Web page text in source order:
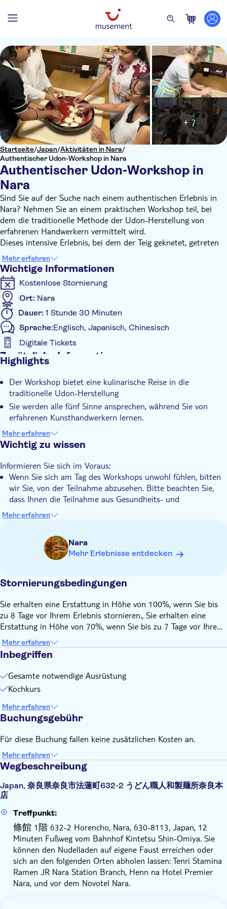
Startseite/Japan/Aktivitäten in Nara/
Authentischer Udon-Workshop in Nara
Authentischer Udon-Workshop in
Nara
+ 7
Sind Sie auf der Suche nach einem authentischen Erlebnis in
Nara? Nehmen Sie an einem praktischen Workshop teil, bei
dem die traditionelle Methode der Udon-Herstellung von
erfahrenen Handwerkern vermittelt wird.
Dieses intensive Erlebnis, bei dem der Teig geknetet, getreten
und geschnitten wird, soll alle fünf Sinne ansprechen und Sie
mit der japanischen Kultur verbinden.
Sobald Sie Ihre Nudeln zubereitet haben, können Sie sich in
einer warmen, ungezwungenen Atmosphäre entspannen, die an
eine lokale Izakaya erinnert. Hier können Sie Ihre
handgemachten Udon, frisch gebratenes Tempura und lokalen
Sake (nicht im Preis inbegriffen) zu sich nehmen und die
Gelegenheit nutzen, mit anderen Reisenden zu plaudern und
die Tiefe der japanischen Aromen zu entdecken.
Mehr erfahren
Wichtige Informationen
Kostenlose Stornierung
Ort: Nara
Dauer: 1 Stunde 30 Minuten
Sprache:Englisch, Japanisch, Chinesisch
Digitale Tickets
Zusätzliche Informationen
Lokales Flair
Digitale Buchungsbestätigung
Kleine Gruppe
Highlights
Der Workshop bietet eine kulinarische Reise in die
traditionelle Udon-Herstellung
Sie werden alle fünf Sinne ansprechen, während Sie von
erfahrenen Kunsthandwerkern lernen.
Dieses eindringliche Erlebnis verbindet Sie tief mit der
japanischen Kultur
diejenigen, die mit dem Verfahren bereits vertraut sind.
Mehr erfahren
Wichtig zu wissen
Informieren Sie sich im Voraus:
Wenn Sie sich am Tag des Workshops unwohl fühlen, bitten
wir Sie, von der Teilnahme abzusehen. Bitte beachten Sie,
dass Ihnen die Teilnahme aus Gesundheits- und
Sicherheitsgründen nach Ermessen des örtlichen
Veranstalters verweigert werden kann.
Dieses Erlebnis erfordert eine Mindestteilnehmerzahl von 2
Erwachsenen pro Buchung.
Diese Aktivität wird von einem mehrsprachigen
Mehr erfahren
Nara
Mehr Erlebnisse entdecken
Stornierungsbedingungen
Sie erhalten eine Erstattung in Höhe von 100%, wenn Sie bis
zu 8 Tage vor Ihrem Erlebnis stornieren., Sie erhalten eine
Erstattung in Höhe von 70%, wenn Sie bis zu 7 Tage vor Ihrem
Erlebnis stornieren., Sie erhalten eine Erstattung in Höhe von
50%, wenn Sie bis zu 1 Tag vor Ihrem Erlebnis stornieren.
Mehr erfahren
Inbegriffen
Gesamte notwendige Ausrüstung
Kochkurs
Mehr erfahren
Buchungsgebühr
Für diese Buchung fallen keine zusätzlichen Kosten an.
Mehr erfahren
Wegbeschreibung
Japan, 奈良県奈良市法蓮町632-2 うどん職人和製麺所奈良本
店
Treffpunkt:
條館 1階 632-2 Horencho, Nara, 630-8113, Japan, 12
Minuten Fußweg vom Bahnhof Kintetsu Shin-Omiya. Sie
können den Nudelladen auf eigene Faust erreichen oder
sich an den folgenden Orten abholen lassen: Tenri Stamina
Ramen JR Nara Station Branch, Henn na Hotel Premier
Nara, und vor dem Novotel Nara.